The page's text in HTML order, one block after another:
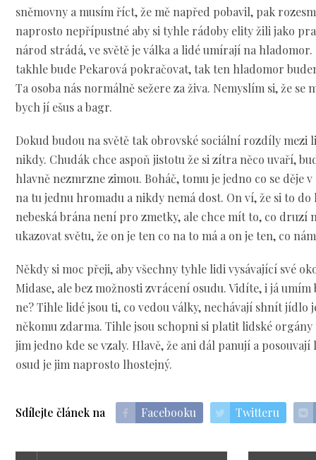
sněmovny a musím říct, že mě napřed pobavil, pak
naprosto nepřípustné aby si tyhle rádoby elity žili jako
národ strádá, ve světě je válka a lidé umírají na hladomor.
takhle bude Pekarová pokračovat, tak ten hladomor
Ta osoba nás normálně sežere za živa. Nemyslím si, že se
bych jí ešus a bagr.
Dokud budou na světě tak obrovské sociální rozdíly
nikdy. Chudák chce aspoň jistotu že si zítra něco uvaří,
hlavně nezmrzne zimou. Boháč, tomu je jedno co se děje
na tu jednu hromadu a nikdy nemá dost. On ví, že si to do
nebeská brána není pro zmetky, ale chce mít to, co druzí
ukazovat světu, že on je ten co na to má a on je ten, co
Někdy si moc přeji, aby všechny tyhle lidi vysávající své
Midase, ale bez možnosti zvrácení osudu. Vidíte, i já
ne? Tihle lidé jsou ti, co vedou války, nechávají shnít jídlo
někomu zdarma. Tihle jsou schopni si platit lidské
jim jedno kde se vzaly. Hlavě, že ani dál panují a
osud je jim naprosto lhostejný.
Sdílejte článek na Facebooku Twitteru